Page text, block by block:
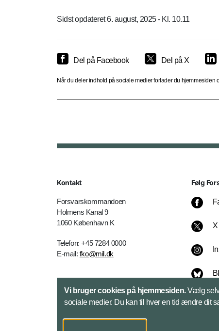
Sidst opdateret 6. august, 2025 - Kl. 10.11
Del på Facebook Del på X
Når du deler indhold på sociale medier forlader du
Kontakt
Forsvarskommandoen
Holmens Kanal 9
1060 København K
Telefon: +45 7284 0000
E-mail: fko@mil.dk
Kontakt
Følg
X
Vi bruger cookies på hjemmesiden.Vælg
sociale medier. Du kan til hver en tid ændre dit